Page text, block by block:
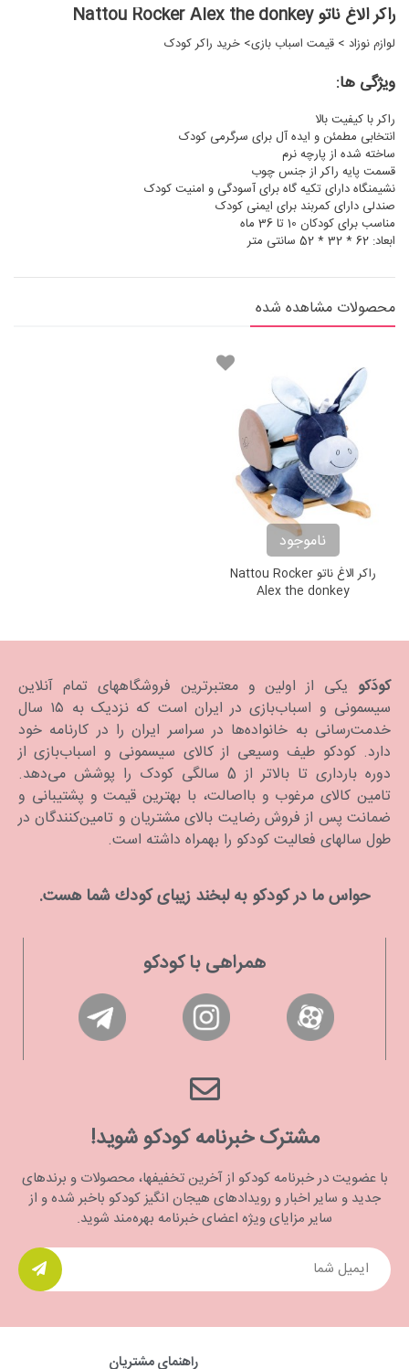
راکر الاغ ناتو Nattou Rocker Alex the donkey
لوازم نوزاد > قیمت اسباب بازی> خرید راکر کودک
ویژگی ها:
راکر با کیفیت بالا
انتخابی مطمئن و ایده آل برای سرگرمی کودک
ساخته شده از پارچه نرم
قسمت پایه راکر از جنس چوب
نشیمنگاه دارای تکیه گاه برای آسودگی و امنیت کودک
صندلی دارای کمربند برای ایمنی کودک
مناسب برای کودکان 10 تا 36 ماه
ابعاد: 62 * 32 * 52 سانتی متر
محصولات مشاهده شده
ناموجود
راکر الاغ ناتو Nattou Rocker
Alex the donkey
کودَکو یکی از اولین و معتبرترین فروشگاههای تمام آنلاین
سیسمونی و اسباب‌بازی در ایران است که نزدیک به ۱۵ سال
خدمت‌رسانی به خانواده‌ها در سراسر ایران را در کارنامه خود
دارد. كودكو طیف وسیعی از کالای سیسمونی و اسباب‌بازی از
دوره بارداری تا بالاتر از 5 سالگی کودک را پوشش می‌دهد.
تامین کالای مرغوب و بااصالت، با بهترین قیمت و پشتیبانی و
ضمانت پس از فروش رضایت بالای مشتریان و تامین‌کنندگان در
طول سالهای فعالیت کودکو را بهمراه داشته است.
حواس ما در كودكو به لبخند زیبای كودك شما هست.
همراهی با کودکو
مشترک خبرنامه کودکو شوید!
با عضویت در خبرنامه کودکو از آخرین تخفیفها، محصولات و برندهای
جدید و سایر اخبار و رویدادهای هیجان انگیز کودکو باخبر شده و از
سایر مزایای ویژه اعضای خبرنامه بهره‌مند شوید.
راهنمای مشتریان